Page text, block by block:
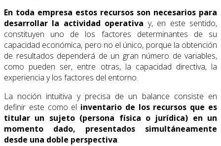
En toda empresa estos recursos son necesarios para
desarrollar la actividad operativa y, en este sentido,
constituyen uno de los factores determinantes de su
capacidad económica, pero no el único, porque la obtención
de resultados dependerá de un gran número de variables,
como pueden ser, entre otras, la capacidad directiva, la
experiencia y los factores del entorno.
La noción intuitiva y precisa de un balance consiste en
definir este como el inventario de los recursos que es
titular un sujeto (persona física o jurídica) en un
momento dado, presentados simultáneamente
desde una doble perspectiva: